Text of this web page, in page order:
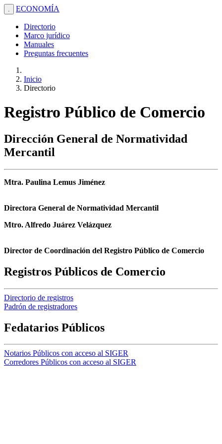
. ECONOMÍA
Directorio
Marco jurídico
Manuales
Preguntas frecuentes
Inicio
Directorio
Registro Público de Comercio
Dirección General de Normatividad
Mercantil
Mtra. Paulina Lemus Jiménez
Directora General de Normatividad Mercantil
Mtro. Alfredo Juárez Velázquez
Director de Coordinación del Registro Público de Comercio
Registros Públicos de Comercio
Directorio de registros
Padrón de registradores
Fedatarios Públicos
Notarios Públicos con acceso al SIGER
Corredores Públicos con acceso al SIGER